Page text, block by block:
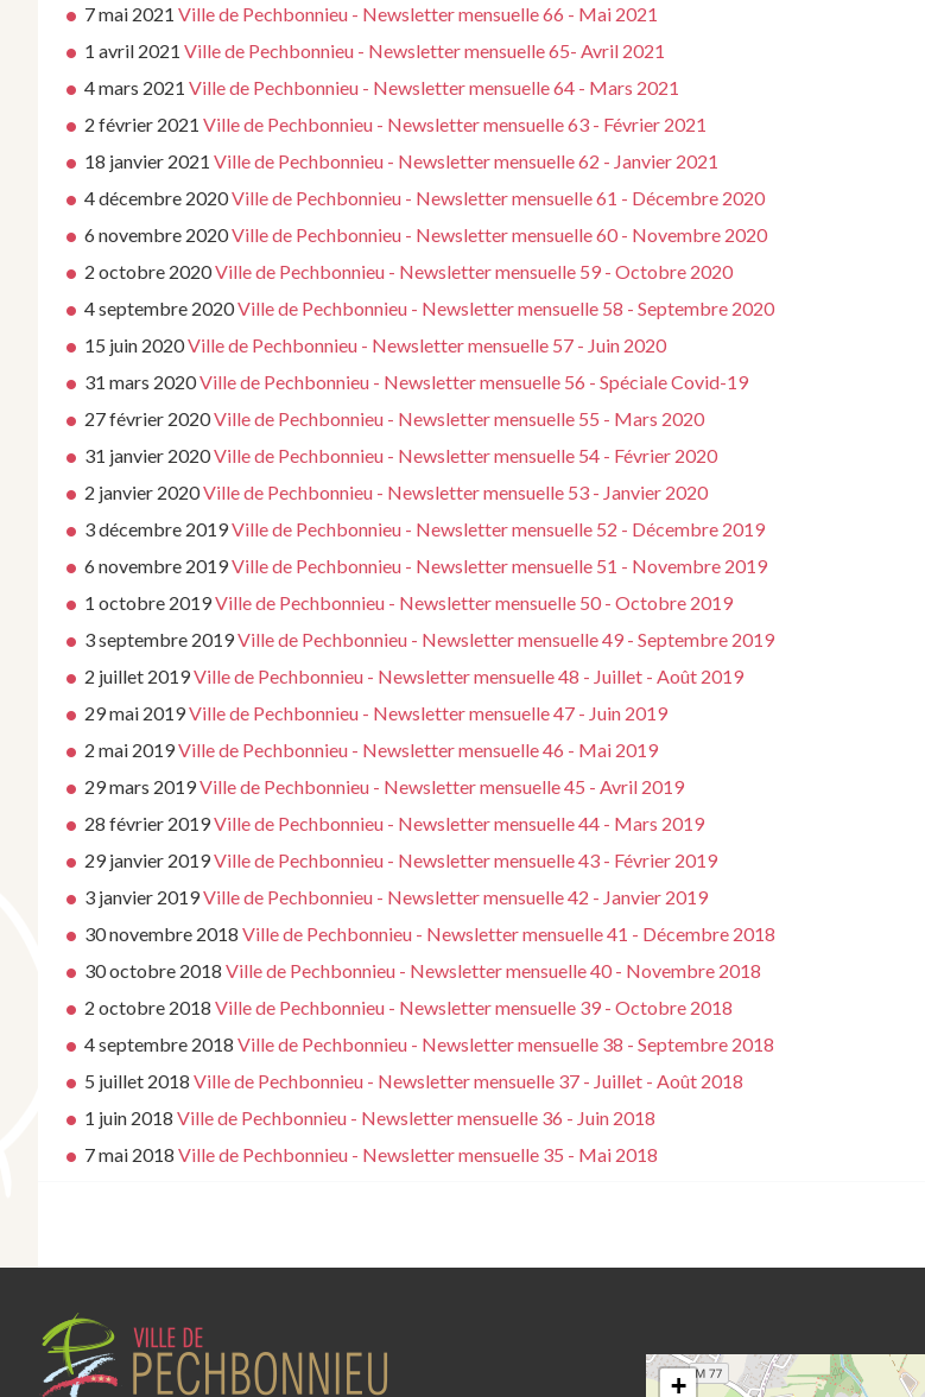
7 mai 2021 Ville de Pechbonnieu - Newsletter mensuelle 66 - Mai 2021
1 avril 2021 Ville de Pechbonnieu - Newsletter mensuelle 65- Avril 2021
4 mars 2021 Ville de Pechbonnieu - Newsletter mensuelle 64 - Mars 2021
2 février 2021 Ville de Pechbonnieu - Newsletter mensuelle 63 - Février 2021
18 janvier 2021 Ville de Pechbonnieu - Newsletter mensuelle 62 - Janvier 2021
4 décembre 2020Ville de Pechbonnieu - Newsletter mensuelle 61 - Décembre 2020
6 novembre 2020Ville de Pechbonnieu - Newsletter mensuelle 60 - Novembre 2020
2 octobre 2020Ville de Pechbonnieu - Newsletter mensuelle 59 - Octobre 2020
4 septembre 2020Ville de Pechbonnieu - Newsletter mensuelle 58 - Septembre 2020
15 juin 2020Ville de Pechbonnieu - Newsletter mensuelle 57 - Juin 2020
31 mars 2020Ville de Pechbonnieu - Newsletter mensuelle 56 - Spéciale Covid-19
27 février 2020Ville de Pechbonnieu - Newsletter mensuelle 55 - Mars 2020
31 janvier 2020Ville de Pechbonnieu - Newsletter mensuelle 54 - Février 2020
2 janvier 2020Ville de Pechbonnieu - Newsletter mensuelle 53 - Janvier 2020
3 décembre 2019Ville de Pechbonnieu - Newsletter mensuelle 52 - Décembre 2019
6 novembre 2019Ville de Pechbonnieu - Newsletter mensuelle 51 - Novembre 2019
1 octobre 2019Ville de Pechbonnieu - Newsletter mensuelle 50 - Octobre 2019
3 septembre 2019Ville de Pechbonnieu - Newsletter mensuelle 49 - Septembre 2019
2 juillet 2019Ville de Pechbonnieu - Newsletter mensuelle 48 - Juillet - Août 2019
29 mai 2019Ville de Pechbonnieu - Newsletter mensuelle 47 - Juin 2019
2 mai 2019Ville de Pechbonnieu - Newsletter mensuelle 46 - Mai 2019
29 mars 2019Ville de Pechbonnieu - Newsletter mensuelle 45 - Avril 2019
28 février 2019Ville de Pechbonnieu - Newsletter mensuelle 44 - Mars 2019
29 janvier 2019Ville de Pechbonnieu - Newsletter mensuelle 43 - Février 2019
3 janvier 2019Ville de Pechbonnieu - Newsletter mensuelle 42 - Janvier 2019
30 novembre 2018 Ville de Pechbonnieu - Newsletter mensuelle 41 - Décembre 2018
30 octobre 2018 Ville de Pechbonnieu - Newsletter mensuelle 40 - Novembre 2018
2 octobre 2018 Ville de Pechbonnieu - Newsletter mensuelle 39 - Octobre 2018
4 septembre 2018 Ville de Pechbonnieu - Newsletter mensuelle 38 - Septembre 2018
5 juillet 2018 Ville de Pechbonnieu - Newsletter mensuelle 37 - Juillet - Août 2018
1 juin 2018 Ville de Pechbonnieu - Newsletter mensuelle 36 - Juin 2018
7 mai 2018 Ville de Pechbonnieu - Newsletter mensuelle 35 - Mai 2018
+